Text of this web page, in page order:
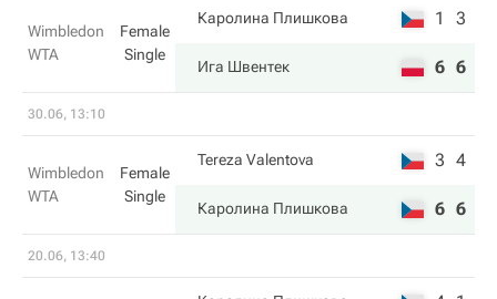
Wimbledon
WTA
Female
Single
Каролина Плишкова 1 3
Ига Швентек 6 6
30.06, 13:10
Wimbledon
WTA
Female
Single
Tereza Valentova 3 4
Каролина Плишкова 6 6
20.06, 13:40